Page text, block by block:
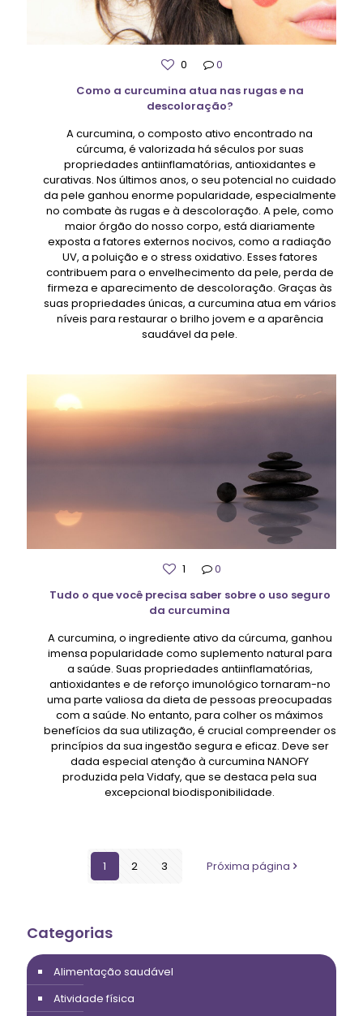
0
0
Como a curcumina atua nas rugas e na
descoloração?
A curcumina, o composto ativo encontrado na
cúrcuma, é valorizada há séculos por suas
propriedades antiinflamatórias, antioxidantes e
curativas. Nos últimos anos, o seu potencial no cuidado
da pele ganhou enorme popularidade, especialmente
no combate às rugas e à descoloração. A pele, como
maior órgão do nosso corpo, está diariamente
exposta a fatores externos nocivos, como a radiação
UV, a poluição e o stress oxidativo. Esses fatores
contribuem para o envelhecimento da pele, perda de
firmeza e aparecimento de descoloração. Graças às
suas propriedades únicas, a curcumina atua em vários
níveis para restaurar o brilho jovem e a aparência
saudável da pele.
1
0
Tudo o que você precisa saber sobre o uso seguro
da curcumina
A curcumina, o ingrediente ativo da cúrcuma, ganhou
imensa popularidade como suplemento natural para
a saúde. Suas propriedades antiinflamatórias,
antioxidantes e de reforço imunológico tornaram-no
uma parte valiosa da dieta de pessoas preocupadas
com a saúde. No entanto, para colher os máximos
benefícios da sua utilização, é crucial compreender os
princípios da sua ingestão segura e eficaz. Deve ser
dada especial atenção à curcumina NANOFY
produzida pela Vidafy, que se destaca pela sua
excepcional biodisponibilidade.
1 2 3 Próxima página
Categorias
Alimentação saudável
Atividade física